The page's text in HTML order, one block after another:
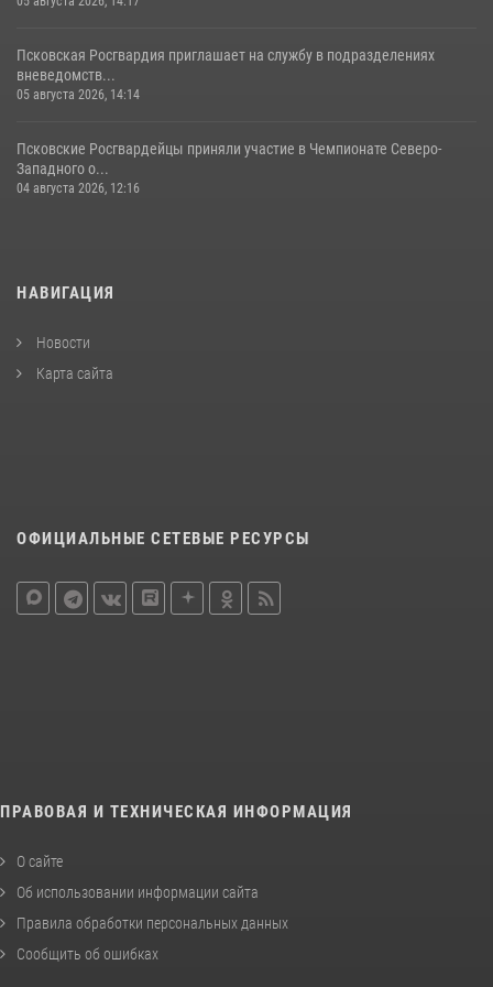
Псковская Росгвардия приглашает на службу в подразделениях
вневедомств...
05 августа 2026, 14:14
Псковские Росгвардейцы приняли участие в Чемпионате Северо-
Западного о...
04 августа 2026, 12:16
НАВИГАЦИЯ
Новости
Карта сайта
ОФИЦИАЛЬНЫЕ СЕТЕВЫЕ РЕСУРСЫ
ПРАВОВАЯ И ТЕХНИЧЕСКАЯ ИНФОРМАЦИЯ
О сайте
Об использовании информации сайта
Правила обработки персональных данных
Сообщить об ошибках